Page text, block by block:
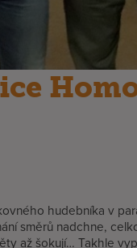
hudebníka v
směrů nadchne,
až šokují… Takhle